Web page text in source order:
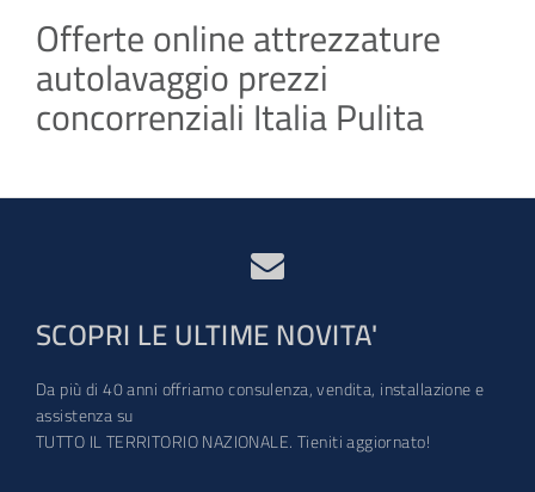
Offerte online attrezzature
autolavaggio prezzi
concorrenziali Italia Pulita
SCOPRI LE ULTIME NOVITA'
Da più di 40 anni offriamo consulenza, vendita, installazione e
assistenza su
TUTTO IL TERRITORIO NAZIONALE. Tieniti aggiornato!